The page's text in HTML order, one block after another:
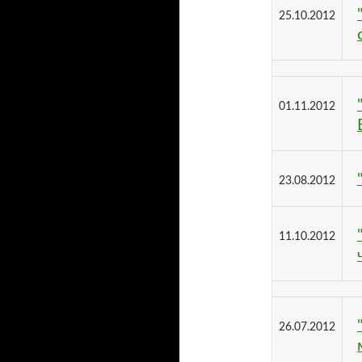
25.10.2012
01.11.2012
23.08.2012
11.10.2012
26.07.2012